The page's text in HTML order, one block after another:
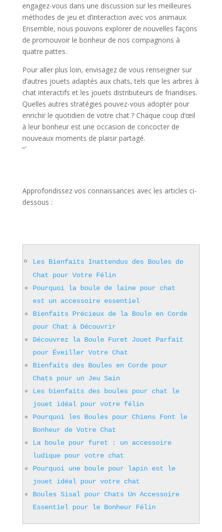
engagez-vous dans une discussion sur les meilleures
méthodes de jeu et d’interaction avec vos animaux.
Ensemble, nous pouvons explorer de nouvelles façons
de promouvoir le bonheur de nos compagnons à
quatre pattes.
Pour aller plus loin, envisagez de vous renseigner sur
d’autres jouets adaptés aux chats, tels que les arbres à
chat interactifs et les jouets distributeurs de friandises.
Quelles autres stratégies pouvez-vous adopter pour
enrichir le quotidien de votre chat ? Chaque coup d’œil
à leur bonheur est une occasion de concocter de
nouveaux moments de plaisir partagé.
“`
Approfondissez vos connaissances avec les articles ci-
dessous :
Les Bienfaits Inattendus des Boules de
Chat pour Votre Félin
Pourquoi la boule de laine pour chat
est un accessoire essentiel
Bienfaits Précieux de la Boule en Corde
pour Chat à Découvrir
Découvrez la Boule Furet Jouet Parfait
pour Éveiller Votre Chat
Bienfaits des Boules en Corde pour
Chats pour un Jeu Sain
Les bienfaits des boules pour chat le
jouet idéal pour votre félin
Pourquoi les Boules pour Chiens Font le
Bonheur de Votre Chat
La boule pour furet : un accessoire
ludique pour votre chat
Pourquoi une boule pour lapin est le
jouet idéal pour votre chat
Boules Sisal pour Chats Un Accessoire
Essentiel pour le Bonheur Félin